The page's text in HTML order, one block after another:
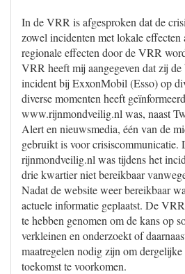
In de VRR is afgesproken dat de
zowel incidenten met lokale effecten
regionale effecten door de VRR
VRR heeft mij aangegeven dat zij
incident bij ExxonMobil (Esso) op
diverse momenten heeft
www.rijnmondveilig.nl was, naast
Alert en nieuwsmedia, één van de
gebruikt is voor crisiscommunicatie.
rijnmondveilig.nl was tijdens het
drie kwartier niet bereikbaar
Nadat de website weer bereikbaar
actuele informatie geplaatst. De
te hebben genomen om de kans op
verkleinen en onderzoekt of
maatregelen nodig zijn om
toekomst te voorkomen.